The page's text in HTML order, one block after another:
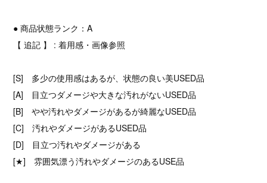
● 商品状態ランク：A
【 追記 】 : 着用感・画像参照
[S] 多少の使用感はあるが、状態の良い美USED品
[A] 目立つダメージや大きな汚れがないUSED品
[B] やや汚れやダメージがあるが綺麗なUSED品
[C] 汚れやダメージがあるUSED品
[D] 目立つ汚れやダメージがある
[★] 雰囲気漂う汚れやダメージのあるUSE品